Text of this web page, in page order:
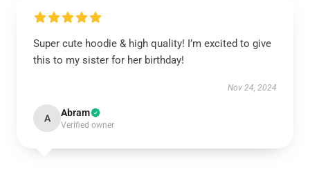
Super cute hoodie & high quality! I’m excited to give
this to my sister for her birthday!
Nov 24, 2024
A Abram
Verified owner